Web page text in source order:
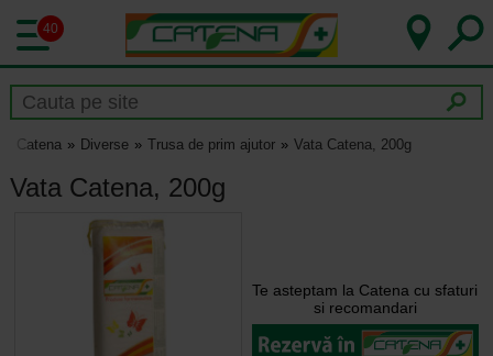
40
Catena Diverse Trusa de prim ajutor Vata Catena, 200g
Vata Catena, 200g
Te asteptam la Catena cu sfaturi
si recomandari